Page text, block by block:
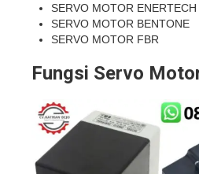
SERVO MOTOR ENERTECH
SERVO MOTOR BENTONE
SERVO MOTOR FBR
Fungsi Servo